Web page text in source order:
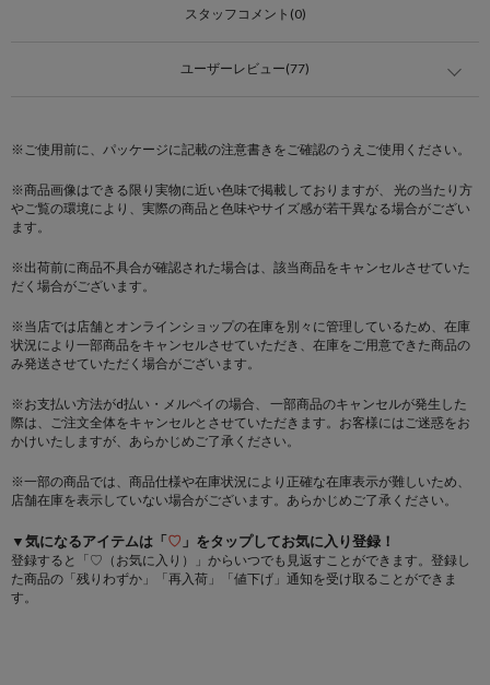
スタッフコメント(0)
ユーザーレビュー(77)
※ご使用前に、パッケージに記載の注意書きをご確認のうえご使用ください。
※商品画像はできる限り実物に近い色味で掲載しておりますが、 光の当たり方
やご覧の環境により、実際の商品と色味やサイズ感が若干異なる場合がござい
ます。
※出荷前に商品不具合が確認された場合は、該当商品をキャンセルさせていた
だく場合がございます。
※当店では店舗とオンラインショップの在庫を別々に管理しているため、在庫
状況により一部商品をキャンセルさせていただき、在庫をご用意できた商品の
み発送させていただく場合がございます。
※お支払い方法がd払い・メルペイの場合、 一部商品のキャンセルが発生した
際は、ご注文全体をキャンセルとさせていただきます。お客様にはご迷惑をお
かけいたしますが、あらかじめご了承ください。
※一部の商品では、商品仕様や在庫状況により正確な在庫表示が難しいため、
店舗在庫を表示していない場合がございます。あらかじめご了承ください。
▼気になるアイテムは「♡ 」をタップしてお気に入り登録！
登録すると「♡（お気に入り）」からいつでも見返すことができます。登録し
た商品の「残りわずか」「再入荷」「値下げ」通知を受け取ることができま
す。